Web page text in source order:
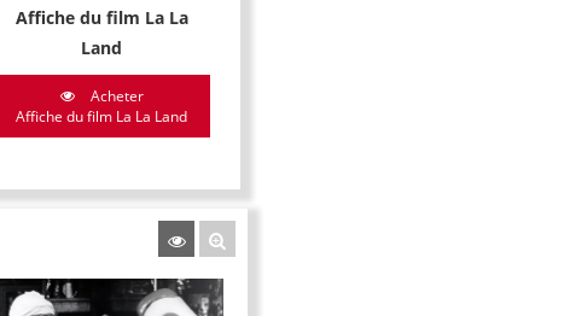
Affiche du film La La
Land
Acheter
Affiche du film La La Land